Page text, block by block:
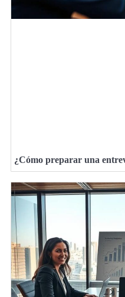
¿Cómo preparar una